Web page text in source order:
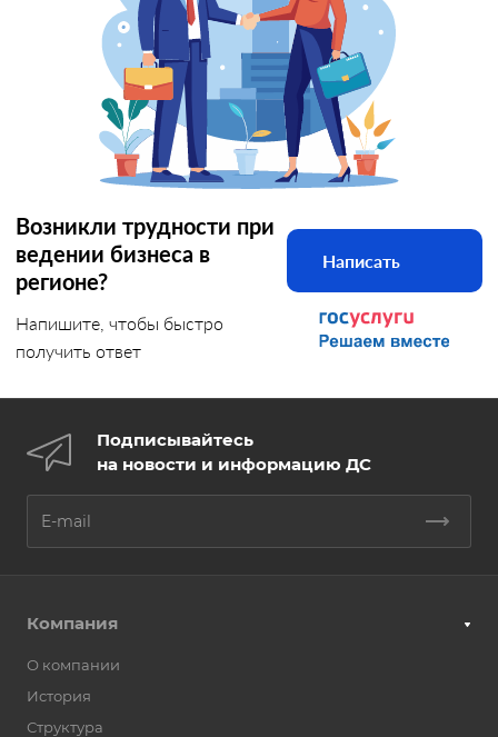
Возникли трудности при
ведении бизнеса в
регионе?
Напишите, чтобы быстро
получить ответ
Написать
Подписывайтесь
на новости и информацию ДС
Компания
О компании
История
Структура